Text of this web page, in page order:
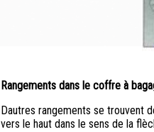
Rangements dans le coffre à
Dautres rangements se trouvent
vers le haut dans le sens de la